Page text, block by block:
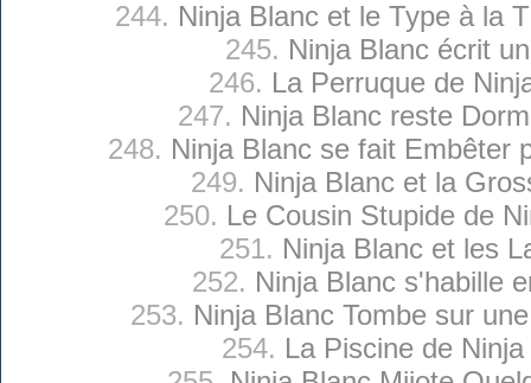
244. Ninja Blanc et le Type à la
245. Ninja Blanc écrit
246. La Perruque de
247. Ninja Blanc reste
248. Ninja Blanc se fait Embêter
249. Ninja Blanc et la
250. Le Cousin Stupide de
251. Ninja Blanc et les
252. Ninja Blanc s'habille
253. Ninja Blanc Tombe sur
254. La Piscine de